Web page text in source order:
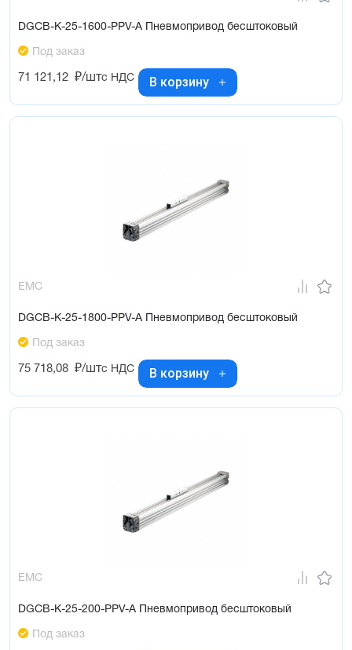
DGCB-K-25-1600-PPV-A Пневмопривод бесштоковый
Под заказ
71 121,12 ₽/штс НДС В корзину
EMC
DGCB-K-25-1800-PPV-A Пневмопривод бесштоковый
Под заказ
75 718,08 ₽/штс НДС В корзину
EMC
DGCB-K-25-200-PPV-A Пневмопривод бесштоковый
Под заказ